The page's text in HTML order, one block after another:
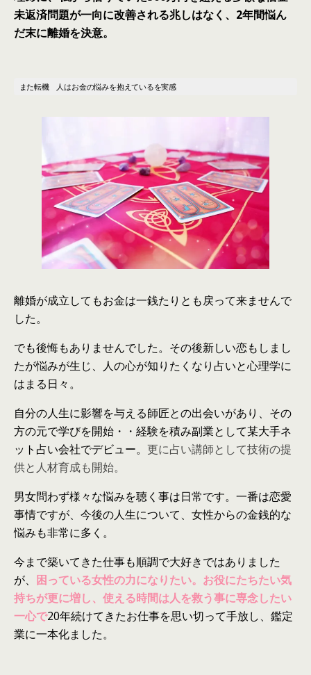
未返済問題が一向に改善される兆しはなく、2年間悩ん
だ末に離婚を決意。
また転機 人はお金の悩みを抱えているを実感
離婚が成立してもお金は一銭たりとも戻って来ませんで
した。
でも後悔もありませんでした。その後新しい恋もしまし
たが悩みが生じ、人の心が知りたくなり占いと心理学に
はまる日々。
自分の人生に影響を与える師匠との出会いがあり、その
方の元で学びを開始・・経験を積み副業として某大手ネ
ット占い会社でデビュー。 更に占い講師として技術の提
供と人材育成も開始。
男女問わず様々な悩みを聴く事は日常です。一番は恋愛
事情ですが、今後の人生について、女性からの金銭的な
悩みも非常に多く。
今まで築いてきた仕事も順調で大好きではありました
が、 困っている女性の力になりたい。お役にたちたい気
持ちが更に増し、使える時間は人を救う事に専念したい
一心で20年続けてきたお仕事を思い切って手放し、鑑定
業に一本化ました。